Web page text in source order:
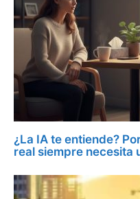
¿La IA te entiende?
real siempre necesita